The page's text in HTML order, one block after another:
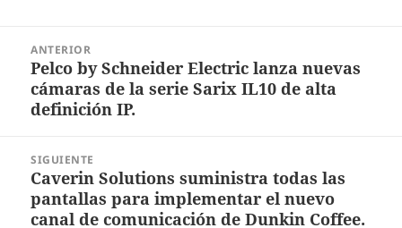
entradas
ANTERIOR
Entrada
anterior:
Pelco by Schneider Electric lanza nuevas
cámaras de la serie Sarix IL10 de alta
definición IP.
SIGUIENTE
Entrada
siguiente:
Caverin Solutions suministra todas las
pantallas para implementar el nuevo
canal de comunicación de Dunkin Coffee.